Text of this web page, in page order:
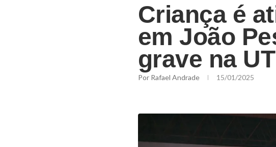
Criança é
em João
grave na
Por Rafael Andrade 15/01/2025